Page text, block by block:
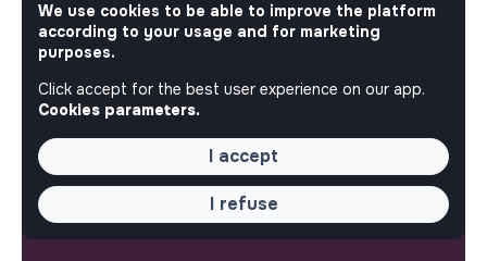
Jobs_that_makesense is a free service brought to you
by the makesense association. Use its potential to
accelerate your projects and contribute to building a
more respectful, inclusive and sustainable society.
Our mobile app
Get jobs that make sense on your phone so you never
miss an opportunity.
Android
We use cookies to be able to improve the platform
according to your usage and for marketing
purposes.
Click accept for the best user experience on our app.
Cookies parameters.
I accept
I refuse